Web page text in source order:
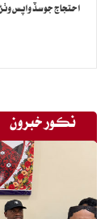
احتجاج جو سڏ واپس
نڪور خبرون